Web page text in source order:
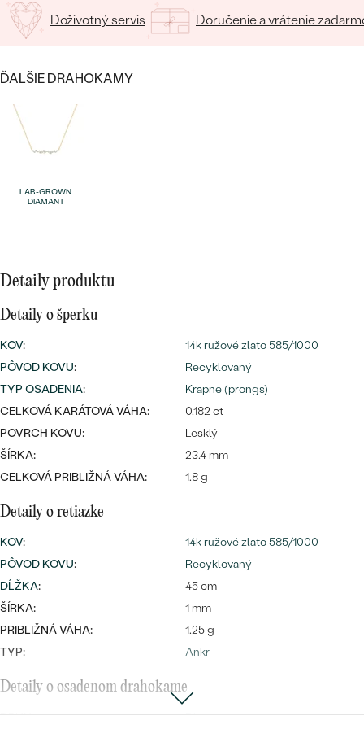
Najpredávanejšie
svadobné
DRAHOKAM
ZLATO
STRIEBRO
Wave kolekcia
S DRAHOKAMAMI
S LAB GROWN DIAMANTMI
S PERLAMI
PERSONALIZOVANÉ
MINIMALISTICKÉ
PODĽA PRÍLEŽITOSTI
PODĽA TVARU DRAHOKAMU
NA MIERU
DIAMANTY
Najpredávanejšie
náušnice
PREZRIEŤ
CENOVO DOSTUPNÉ
LUXUSNÉ
Personalizované
prívesky
LUXUSNÉ
Najpredávanejšie
prstene
Doživotný servis Doručenie a vrátenie
ĎALŠIE DRAHOKAMY
LAB-GROWN
DIAMANT
Detaily produktu
Detaily o šperku
KOV:
14k ružové zlato 585/1000
PÔVOD KOVU:
Recyklovaný
TYP OSADENIA:
Krapne (prongs)
CELKOVÁ KARÁTOVÁ VÁHA:
0.182 ct
POVRCH KOVU:
Lesklý
ŠÍRKA:
23.4 mm
CELKOVÁ PRIBLIŽNÁ VÁHA:
1.8 g
Detaily o retiazke
KOV:
14k ružové zlato 585/1000
PÔVOD KOVU:
Recyklovaný
DĹŽKA:
45 cm
ŠÍRKA:
1 mm
PRIBLIŽNÁ VÁHA:
1.25 g
TYP:
Ankr
Detaily o osadenom drahokame
DRUH:
Diamant